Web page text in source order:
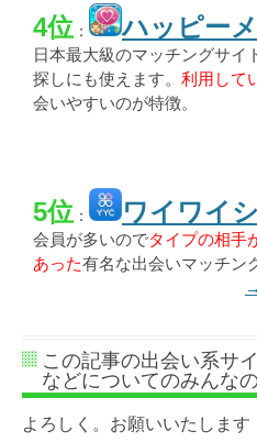
4位： ハッピー
日本最大級のマッチングサイ
探しにも使えます。 利用して
会いやすいのが特徴。
5位： ワイワイ
会員が多いのでタイプの相手
あった有名な出会いマッチン
この記事の出会い系サ
などについてのみんな
よろしく。お願いいたします